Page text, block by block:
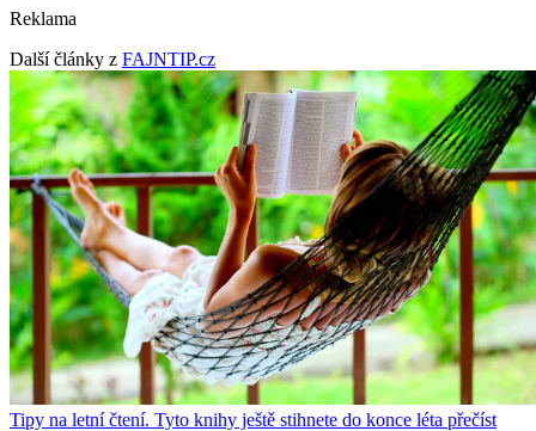
Reklama
Další články z FAJNTIP.cz
Tipy na letní čtení. Tyto knihy ještě stihnete do konce léta přečíst